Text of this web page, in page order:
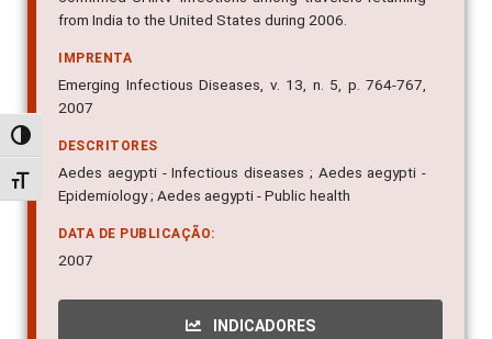
Alternar alto contraste
Alternar tamanho da fonte
from India to the United States during 2006.
IMPRENTA
Emerging Infectious Diseases, v. 13, n. 5, p. 764-767,
2007
DESCRITORES
Aedes aegypti - Infectious diseases ; Aedes aegypti -
Epidemiology ; Aedes aegypti - Public health
DATA DE PUBLICAÇÃO:
2007
INDICADORES